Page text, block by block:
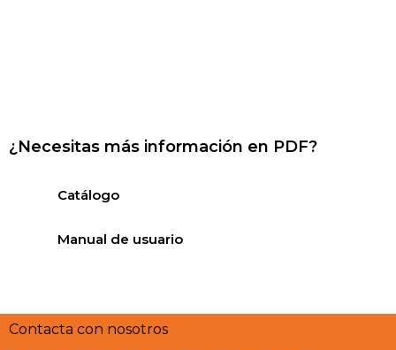
¿Necesitas más información en PDF?
Catálogo
Manual de usuario
Contacta con nosotros